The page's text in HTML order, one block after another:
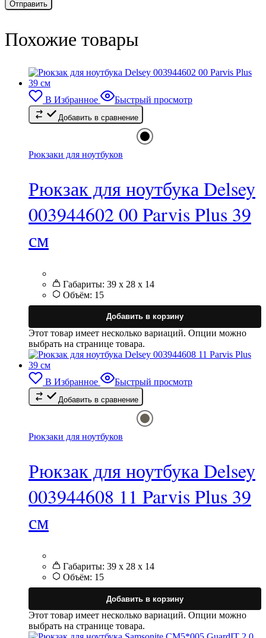
Похожие товары
В Избранное Быстрый просмотр
Добавить в сравнение
Рюкзаки для ноутбуков
Рюкзак для ноутбука Delsey
003944602 00 Parvis Plus 39
см
Габариты: 39 x 28 x 14
Объём: 15
Добавить в корзину
Этот товар имеет несколько вариаций. Опции можно
выбрать на странице товара.
В Избранное Быстрый просмотр
Добавить в сравнение
Рюкзаки для ноутбуков
Рюкзак для ноутбука Delsey
003944608 11 Parvis Plus 39
см
Габариты: 39 x 28 x 14
Объём: 15
Добавить в корзину
Этот товар имеет несколько вариаций. Опции можно
выбрать на странице товара.